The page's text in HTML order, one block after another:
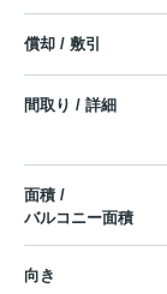
償却 / 敷引
間取り / 詳細
面積 /
バルコニー面積
向き